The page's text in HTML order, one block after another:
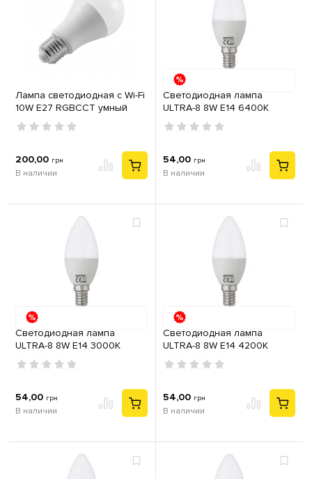
Лампа светодиодная с Wi-Fi
10W E27 RGBCCT умный
дом Tuya Lemanso LM3813
200,00 грн
В наличии
Светодиодная лампа
ULTRA-8 8W E14 6400К
54,00 грн
В наличии
Светодиодная лампа
ULTRA-8 8W E14 3000К
54,00 грн
В наличии
Светодиодная лампа
ULTRA-8 8W E14 4200К
54,00 грн
В наличии